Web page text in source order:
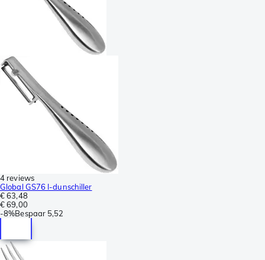
4 reviews
Global GS76 I-dunschiller
€ 63,48
€ 69,00
-8%Bespaar 5,52